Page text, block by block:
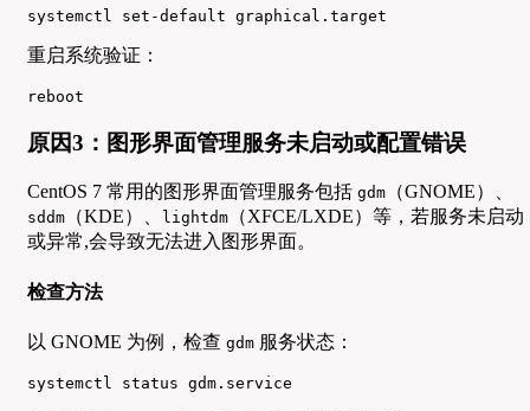
systemctl set-default graphical.target
重启系统验证：
reboot
原因3：图形界面管理服务未启动或配置错误
CentOS 7 常用的图形界面管理服务包括 gdm （GNOME）、
sddm （KDE）、 lightdm （XFCE/LXDE）等，若服务未启动
或异常,会导致无法进入图形界面。
检查方法
以 GNOME 为例，检查 gdm 服务状态：
systemctl status gdm.service